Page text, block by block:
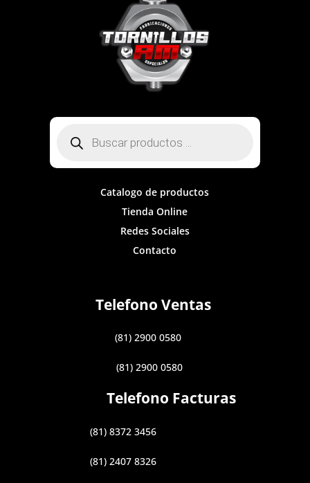
productos
Catalogo de productos
Tienda Online
Redes Sociales
Contacto
Telefono Ventas
(81) 2900 0580
(81) 2900 0580
Telefono Facturas
(81) 8372 3456
(81) 2407 8326